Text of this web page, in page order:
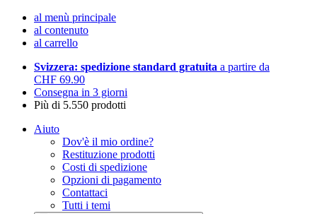
al menù principale
al contenuto
al carrello
Svizzera: spedizione standard gratuita a partire da
CHF 69.90
Consegna in 3 giorni
Più di 5.550 prodotti
Aiuto
Dov'è il mio ordine?
Restituzione prodotti
Costi di spedizione
Opzioni di pagamento
Contattaci
Tutti i temi